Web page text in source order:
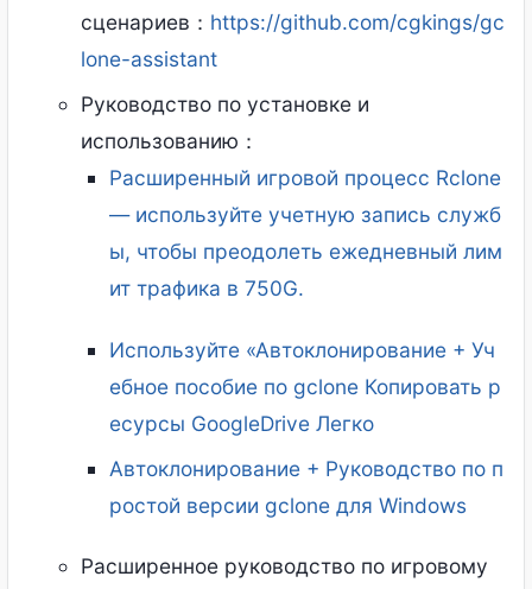
сценариев： https://github.com/cgkings/gc
lone-assistant
Руководство по установке и
использованию：
Расширенный игровой процесс Rclone
— используйте учетную запись служб
ы, чтобы преодолеть ежедневный лим
ит трафика в 750G.
Используйте «Автоклонирование + Уч
ебное пособие по gclone Копировать р
есурсы GoogleDrive Легко
Автоклонирование + Руководство по п
ростой версии gclone для Windows
Расширенное руководство по игровому